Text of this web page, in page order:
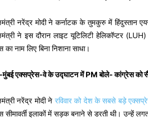
नरेंद्र मोदी ने कर्नाटक के तुमकुरु में हिंदुस्तान
ने इस दौरान लाइट यूटिलिटी हेलिकॉप्टर
का नाम लिए बिना निशाना साधा।
मुंबई एक्सप्रेस-वे के उद्घाटन में PM बोले- कांग्रेस को
नरेंद्र मोदी ने रविवार को देश के सबसे बड़े
सीमावर्ती इलाकों में सड़क बनाने से डरती थी। उन्हें